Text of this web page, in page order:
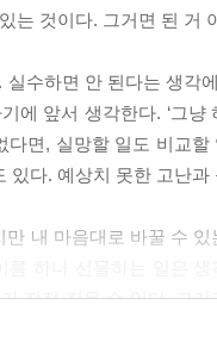
는 것이다. 그거면 된 거
실수하면 안 된다는 생각
에 앞서 생각한다. ‘그
다면, 실망할 일도 비교
있다. 예상치 못한 고난
만 내 마음대로 바꿀 수
직접 지을 수 있다. 그